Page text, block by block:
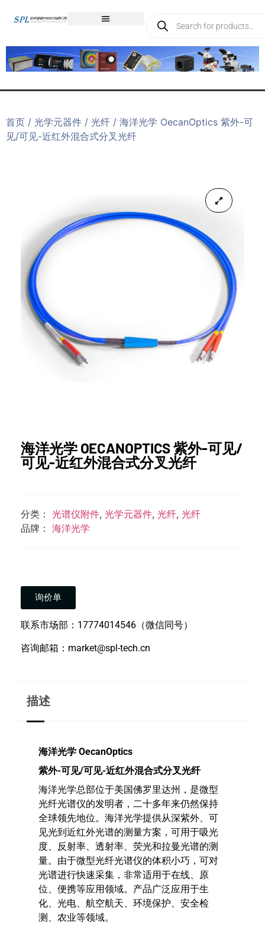
首页 / 光学元器件 / 光纤 / 海洋光学 OecanOptics 紫外-可
见/可见-近红外混合式分叉光纤
海洋光学 OECANOPTICS 紫外-可见/
可见-近红外混合式分叉光纤
分类： 光谱仪附件, 光学元器件, 光纤, 光纤
品牌： 海洋光学
询价单
联系市场部：17774014546（微信同号）
咨询邮箱：market@spl-tech.cn
描述
海洋光学 OecanOptics
紫外-可见/可见-近红外混合式分叉光纤
海洋光学总部位于美国佛罗里达州，是微型
光纤光谱仪的发明者，二十多年来仍然保持
全球领先地位。海洋光学提供从深紫外、可
见光到近红外光谱的测量方案，可用于吸光
度、反射率、透射率、荧光和拉曼光谱的测
量。由于微型光纤光谱仪的体积小巧，可对
光谱进行快速采集，非常适用于在线、原
位、便携等应用领域。产品广泛应用于生
化、光电、航空航天、环境保护、安全检
测、农业等领域。